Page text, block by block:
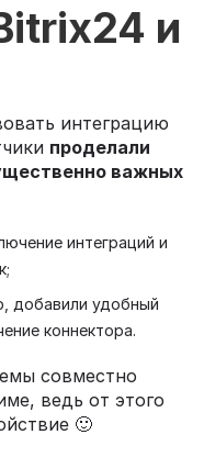
и
интеграцию
проделали
важных
интеграций и
добавили удобный
коннектора.
совместно
ведь от этого
🙂